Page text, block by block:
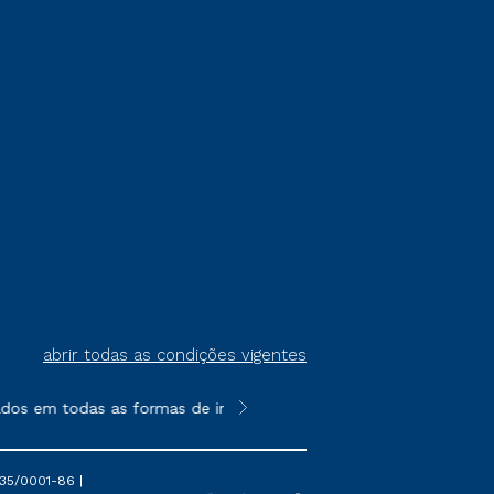
abrir todas as condições vigentes
todas as formas de ingresso, exceto na prova on-line
**Semipresencial é um formato do
0001-86 |